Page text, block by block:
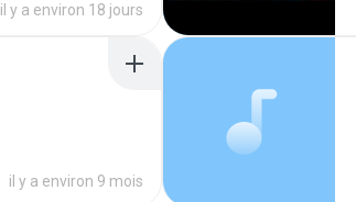
il y a environ 18 jours
il y a environ 9 mois